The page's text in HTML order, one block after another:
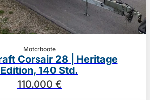
Motorboote
Corsair 28 | Heritage
Edition, 140 Std.
110.000 €